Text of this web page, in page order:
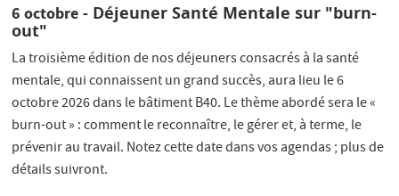
6 octobre - Déjeuner Santé Mentale sur "burn-
out"
La troisième édition de nos déjeuners consacrés à la santé
mentale, qui connaissent un grand succès, aura lieu le 6
octobre 2026 dans le bâtiment B40. Le thème abordé sera le «
burn-out » : comment le reconnaître, le gérer et, à terme, le
prévenir au travail. Notez cette date dans vos agendas ; plus de
détails suivront.